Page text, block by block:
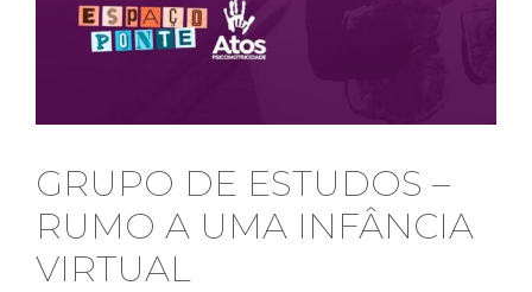
GRUPO DE ESTUDOS –
RUMO A UMA INFÂNCIA
VIRTUAL